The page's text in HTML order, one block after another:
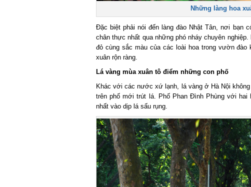
Những làng hoa
Đặc biệt phải nói đến làng đào Nhật Tân, nơi bạn
chân thực nhất qua những phó nháy chuyên
đỏ cùng sắc màu của các loài hoa trong vườn đào
xuân rộn ràng.
Lá vàng mùa xuân tô điểm những con phố
Khác với các nước xứ lạnh, lá vàng ở Hà Nội không
trên phố mới trút lá. Phố Phan Đình Phùng với hai
nhất vào dịp lá sấu rụng.